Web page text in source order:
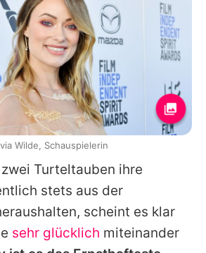
Turteltauben ihre
stets aus der
scheint es klar
sehr glücklich miteinander
Wilde, Schauspielerin